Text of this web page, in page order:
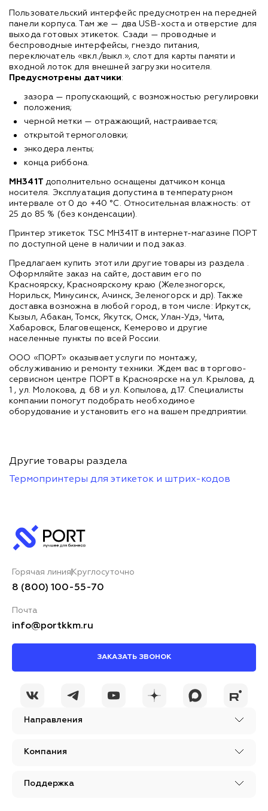
Пользовательский интерфейс предусмотрен на передней
панели корпуса. Там же — два USB-хоста и отверстие для
выхода готовых этикеток. Сзади — проводные и
беспроводные интерфейсы, гнездо питания,
переключатель «вкл./выкл.», слот для карты памяти и
входной лоток для внешней загрузки носителя.
Предусмотрены датчики:
зазора — пропускающий, с возможностью регулировки
положения;
черной метки — отражающий, настраивается;
открытой термоголовки;
энкодера ленты;
конца риббона.
MH341T дополнительно оснащены датчиком конца
носителя. Эксплуатация допустима в температурном
интервале от 0 до +40 °C. Относительная влажность: от
25 до 85 % (без конденсации).
Принтер этикеток TSC MH341T в интернет-магазине ПОРТ
по доступной цене в наличии и под заказ.
Предлагаем купить этот или другие товары из раздела .
Оформляйте заказ на сайте, доставим его по
Красноярску, Красноярскому краю (Железногорск,
Норильск, Минусинск, Ачинск, Зеленогорск и др). Также
доставка возможна в любой город, в том числе: Иркутск,
Кызыл, Абакан, Томск, Якутск, Омск, Улан-Удэ, Чита,
Хабаровск, Благовещенск, Кемерово и другие
населенные пункты по всей России.
ООО «ПОРТ» оказывает услуги по монтажу,
обслуживанию и ремонту техники. Ждем вас в торгово-
сервисном центре ПОРТ в Красноярске на ул. Крылова, д.
1 , ул. Молокова, д. 68 и ул. Копылова, д.17. Специалисты
компании помогут подобрать необходимое
оборудование и установить его на вашем предприятии.
Другие товары раздела
Термопринтеры для этикеток и штрих-кодов
Направления
Компания
Поддержка
Горячая линия Круглосуточно
8 (800) 100-55-70
Почта
info@portkkm.ru
ЗАКАЗАТЬ ЗВОНОК